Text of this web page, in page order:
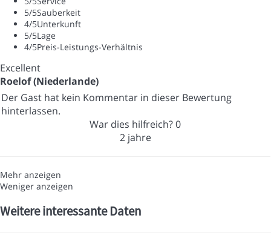
5/5Sauberkeit
4/5Unterkunft
5/5Lage
4/5Preis-Leistungs-Verhältnis
Excellent
Roelof (Niederlande)
Der Gast hat kein Kommentar in dieser Bewertung
hinterlassen.
War dies hilfreich?0
2 jahre
Mehr anzeigen
Weniger anzeigen
Weitere interessante Daten